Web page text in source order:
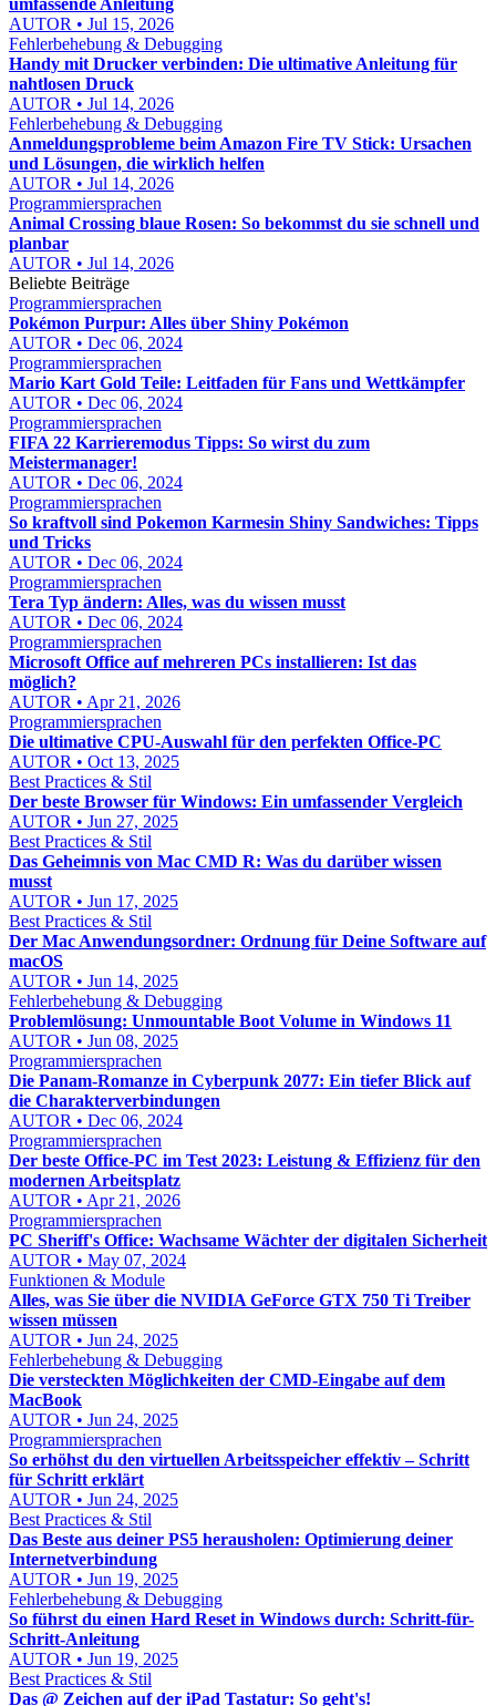
umfassende Anleitung
AUTOR • Jul 15, 2026
Fehlerbehebung & Debugging
Handy mit Drucker verbinden: Die ultimative Anleitung für
nahtlosen Druck
AUTOR • Jul 14, 2026
Fehlerbehebung & Debugging
Anmeldungsprobleme beim Amazon Fire TV Stick: Ursachen
und Lösungen, die wirklich helfen
AUTOR • Jul 14, 2026
Programmiersprachen
Animal Crossing blaue Rosen: So bekommst du sie schnell und
planbar
AUTOR • Jul 14, 2026
Beliebte Beiträge
Programmiersprachen
Pokémon Purpur: Alles über Shiny Pokémon
AUTOR • Dec 06, 2024
Programmiersprachen
Mario Kart Gold Teile: Leitfaden für Fans und Wettkämpfer
AUTOR • Dec 06, 2024
Programmiersprachen
FIFA 22 Karrieremodus Tipps: So wirst du zum
Meistermanager!
AUTOR • Dec 06, 2024
Programmiersprachen
So kraftvoll sind Pokemon Karmesin Shiny Sandwiches: Tipps
und Tricks
AUTOR • Dec 06, 2024
Programmiersprachen
Tera Typ ändern: Alles, was du wissen musst
AUTOR • Dec 06, 2024
Programmiersprachen
Microsoft Office auf mehreren PCs installieren: Ist das
möglich?
AUTOR • Apr 21, 2026
Programmiersprachen
Die ultimative CPU-Auswahl für den perfekten Office-PC
AUTOR • Oct 13, 2025
Best Practices & Stil
Der beste Browser für Windows: Ein umfassender Vergleich
AUTOR • Jun 27, 2025
Best Practices & Stil
Das Geheimnis von Mac CMD R: Was du darüber wissen
musst
AUTOR • Jun 17, 2025
Best Practices & Stil
Der Mac Anwendungsordner: Ordnung für Deine Software auf
macOS
AUTOR • Jun 14, 2025
Fehlerbehebung & Debugging
Problemlösung: Unmountable Boot Volume in Windows 11
AUTOR • Jun 08, 2025
Programmiersprachen
Die Panam-Romanze in Cyberpunk 2077: Ein tiefer Blick auf
die Charakterverbindungen
AUTOR • Dec 06, 2024
Programmiersprachen
Der beste Office-PC im Test 2023: Leistung & Effizienz für den
modernen Arbeitsplatz
AUTOR • Apr 21, 2026
Programmiersprachen
PC Sheriff's Office: Wachsame Wächter der digitalen Sicherheit
AUTOR • May 07, 2024
Funktionen & Module
Alles, was Sie über die NVIDIA GeForce GTX 750 Ti Treiber
wissen müssen
AUTOR • Jun 24, 2025
Fehlerbehebung & Debugging
Die versteckten Möglichkeiten der CMD-Eingabe auf dem
MacBook
AUTOR • Jun 24, 2025
Programmiersprachen
So erhöhst du den virtuellen Arbeitsspeicher effektiv – Schritt
für Schritt erklärt
AUTOR • Jun 24, 2025
Best Practices & Stil
Das Beste aus deiner PS5 herausholen: Optimierung deiner
Internetverbindung
AUTOR • Jun 19, 2025
Fehlerbehebung & Debugging
So führst du einen Hard Reset in Windows durch: Schritt-für-
Schritt-Anleitung
AUTOR • Jun 19, 2025
Best Practices & Stil
Das @ Zeichen auf der iPad Tastatur: So geht's!